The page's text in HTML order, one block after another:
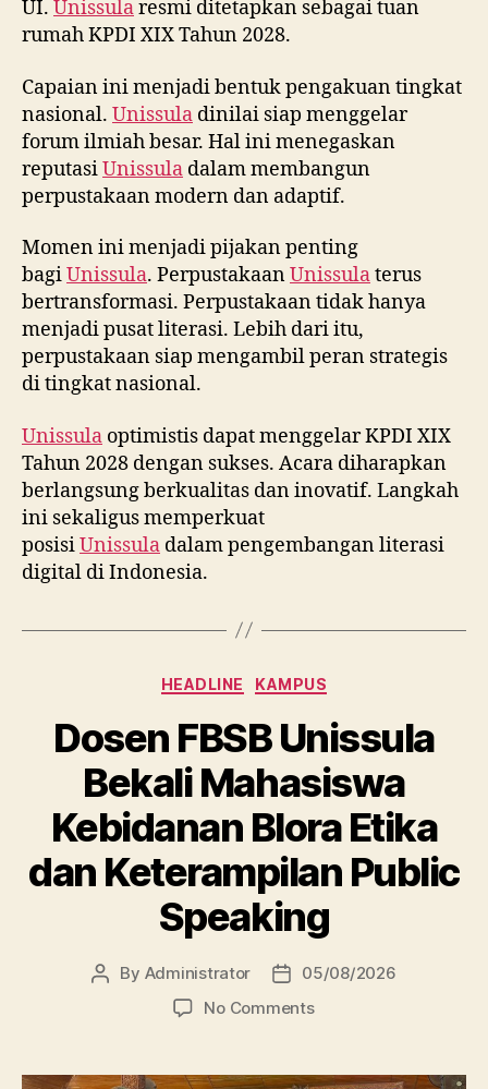
UI. Unissularesmi ditetapkan sebagai tuan
rumah KPDI XIX Tahun 2028.
Capaian ini menjadi bentuk pengakuan tingkat
nasional. Unissula dinilai siap menggelar
forum ilmiah besar. Hal ini menegaskan
reputasiUnissula dalam membangun
perpustakaan modern dan adaptif.
Momen ini menjadi pijakan penting
bagiUnissula. PerpustakaanUnissulaterus
bertransformasi. Perpustakaan tidak hanya
menjadi pusat literasi. Lebih dari itu,
perpustakaan siap mengambil peran strategis
di tingkat nasional.
Unissula optimistis dapat menggelar KPDI XIX
Tahun 2028 dengan sukses. Acara diharapkan
berlangsung berkualitas dan inovatif. Langkah
ini sekaligus memperkuat
posisiUnissula dalam pengembangan literasi
digital di Indonesia.
Categories
HEADLINE KAMPUS
Dosen FBSB Unissula
Bekali Mahasiswa
Kebidanan Blora Etika
dan Keterampilan Public
Speaking
Post
By Administrator
Post
date
05/08/2026
No Commentson
Unissula